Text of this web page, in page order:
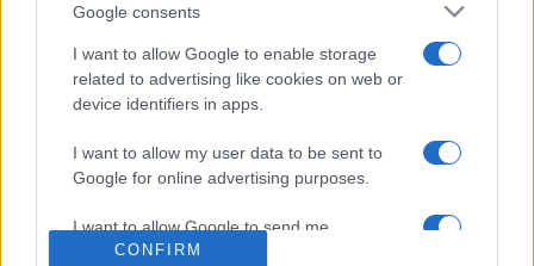
Google consents
I want to allow Google to enable storage
related to advertising like cookies on web or
device identifiers in apps.
I want to allow my user data to be sent to
Google for online advertising purposes.
I want to allow Google to send me
personalized advertising.
CONFIRM
chaine et l'heure de diffusion ont été annoncées.
Dès que des diffuseurs seront annoncés sur
d'autres rencontres à venir, nous mettrons à jour
cette page. Cliquez sur l'un des matchs pour
rencontre.
vous rendre chez notre partenaire